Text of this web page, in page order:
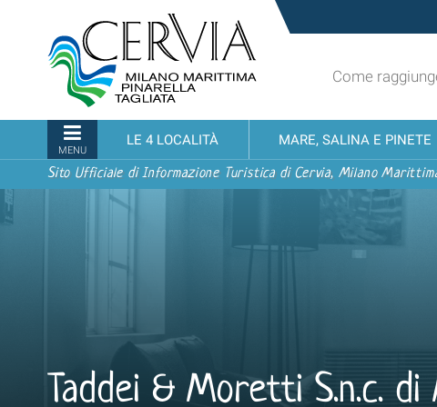
contenuti.
alla
navigazione
turistico
ufficiale
Cervia,
Milano
Marittima,
Pinarella,
Tagliata
Come
MENU
LE 4 LOCALITÀ MARE, SALINA E PINETE
Sito Ufficiale di Informazione Turistica di Cervia, Milano
Taddei & Moretti S.n.c.